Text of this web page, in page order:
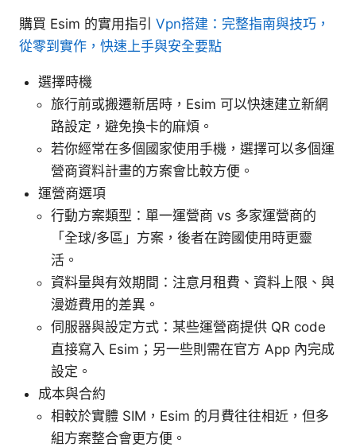
購買 Esim 的實用指引 Vpn搭建：完整指南與技巧，
從零到實作，快速上手與安全要點
選擇時機
旅行前或搬遷新居時，Esim 可以快速建立新網
路設定，避免換卡的麻煩。
若你經常在多個國家使用手機，選擇可以多個運
營商資料計畫的方案會比較方便。
運營商選項
行動方案類型：單一運營商 vs 多家運營商的
「全球/多區」方案，後者在跨國使用時更靈
活。
資料量與有效期間：注意月租費、資料上限、與
漫遊費用的差異。
伺服器與設定方式：某些運營商提供 QR code
直接寫入 Esim；另一些則需在官方 App 內完成
設定。
成本與合約
相較於實體 SIM，Esim 的月費往往相近，但多
組方案整合會更方便。